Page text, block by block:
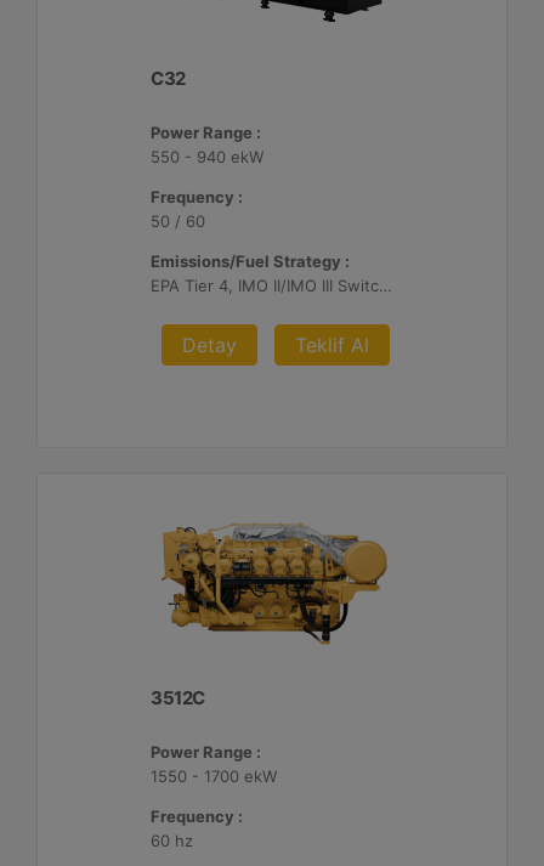
C32
Power Range :
550 - 940 ekW
Frequency :
50 / 60
Emissions/Fuel Strategy :
EPA Tier 4, IMO II/IMO III Switchable, EU Stage V
Detay Teklif Al
3512C
Power Range :
1550 - 1700 ekW
Frequency :
60 hz